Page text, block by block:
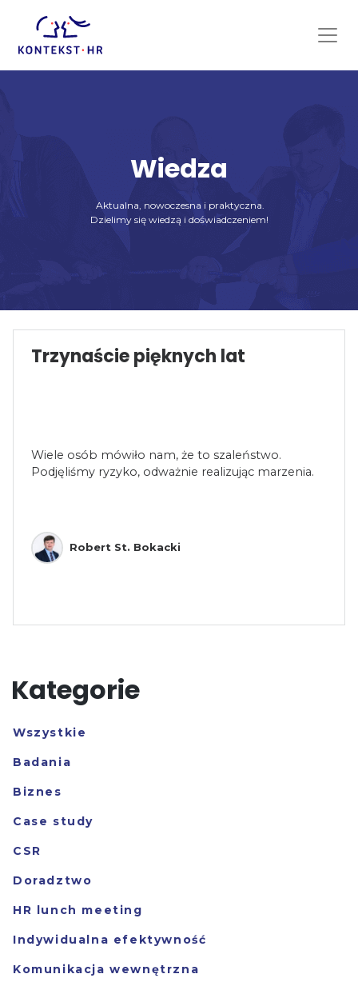
content
Wiedza
Aktualna, nowoczesna i praktyczna.
Dzielimy się wiedzą i doświadczeniem!
Trzynaście pięknych lat
Wiele osób mówiło nam, że to szaleństwo.
Podjęliśmy ryzyko, odważnie realizując marzenia.
Robert St. Bokacki
Kategorie
Wszystkie
Badania
Biznes
Case study
CSR
Doradztwo
HR lunch meeting
Indywidualna efektywność
Komunikacja wewnętrzna